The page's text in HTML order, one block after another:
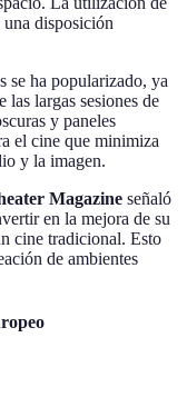
disposición
se ha popularizado, ya
largas sesiones de
y paneles
el cine que minimiza
y la imagen.
Magazine señaló
en la mejora de su
cine tradicional. Esto
de ambientes